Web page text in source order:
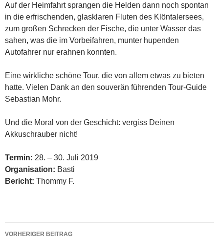
Auf der Heimfahrt sprangen die Helden dann noch spontan
in die erfrischenden, glasklaren Fluten des Klöntalersees,
zum großen Schrecken der Fische, die unter Wasser das
sahen, was die im Vorbeifahren, munter hupenden
Autofahrer nur erahnen konnten.
Eine wirkliche schöne Tour, die von allem etwas zu bieten
hatte. Vielen Dank an den souverän führenden Tour-Guide
Sebastian Mohr.
Und die Moral von der Geschicht: vergiss Deinen
Akkuschrauber nicht!
Termin: 28. – 30. Juli 2019
Organisation: Basti
Bericht: Thommy F.
Beitragsnavigation
VORHERIGER BEITRAG